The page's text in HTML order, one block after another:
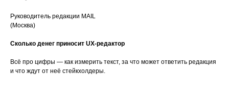
Руководитель редакции MAIL
(Москва)
Сколько денег приносит UX-редактор
Всё про цифры — как измерить текст, за что может ответить редакция
и что ждут от неё стейкхолдеры.